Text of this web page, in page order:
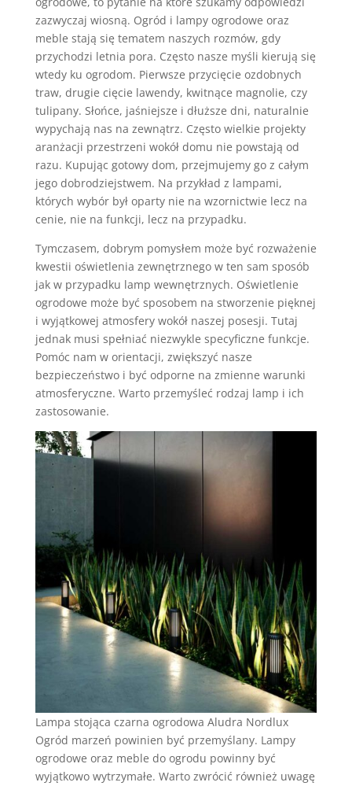
zazwyczaj wiosną. Ogród i lampy ogrodowe oraz
meble stają się tematem naszych rozmów, gdy
przychodzi letnia pora. Często nasze myśli kierują się
wtedy ku ogrodom. Pierwsze przycięcie ozdobnych
traw, drugie cięcie lawendy, kwitnące magnolie, czy
tulipany. Słońce, jaśniejsze i dłuższe dni, naturalnie
wypychają nas na zewnątrz. Często wielkie projekty
aranżacji przestrzeni wokół domu nie powstają od
razu. Kupując gotowy dom, przejmujemy go z całym
jego dobrodziejstwem. Na przykład z lampami,
których wybór był oparty nie na wzornictwie lecz na
cenie, nie na funkcji, lecz na przypadku.
Tymczasem, dobrym pomysłem może być rozważenie
kwestii oświetlenia zewnętrznego w ten sam sposób
jak w przypadku lamp wewnętrznych. Oświetlenie
ogrodowe może być sposobem na stworzenie pięknej
i wyjątkowej atmosfery wokół naszej posesji. Tutaj
jednak musi spełniać niezwykle specyficzne funkcje.
Pomóc nam w orientacji, zwiększyć nasze
bezpieczeństwo i być odporne na zmienne warunki
atmosferyczne. Warto przemyśleć rodzaj lamp i ich
zastosowanie.
Lampa stojąca czarna ogrodowa Aludra Nordlux
Ogród marzeń powinien być przemyślany. Lampy
ogrodowe oraz meble do ogrodu powinny być
wyjątkowo wytrzymałe. Warto zwrócić również uwagę